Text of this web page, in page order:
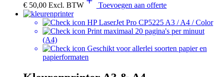
€ 50,00 Excl. BTW Toevoegen aan offerte
HP LaserJet Pro CP5225 A3 / A4 / Color
Print maximaal 20 pagina's per minuut
(A4)
Geschikt voor allerlei soorten papier en
papierformaten